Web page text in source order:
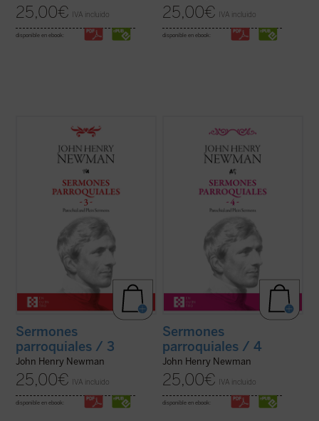
25,00€ IVA incluido
disponible en ebook:
25,00€ IVA incluido
disponible en ebook:
En este tercer volumen de la serie de los
Sermones parroquiales
se incluyen
veinticinco sermones predicados en la
iglesia de Saint Mary's en Oxford. El genio
humano y cristiano de Newman, que ya era
una autoridad no exenta de polémica en ...
Sermones
parroquiales / 3
John Henry Newman
25,00€ IVA incluido
disponible en ebook:
Entre 1835 y 1838, periodo al que
pertenecen los sermones que
encontramos en este cuarto volumen de la
serie de los Sermones Parroquiales,
Newman se halla en plena evolución desde
el anglicanismo hacia el catolicismo. Su
batalla contra el ... (ver ficha)
Sermones
parroquiales / 4
John Henry Newman
25,00€ IVA incluido
disponible en ebook: